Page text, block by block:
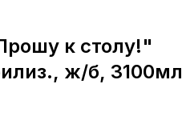
к столу!"
ж/б, 3100мл